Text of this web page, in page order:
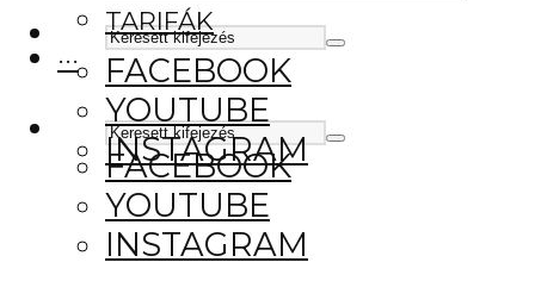
FACEBOOK
YOUTUBE
INSTAGRAM
TARIFÁK
···
FACEBOOK
YOUTUBE
INSTAGRAM